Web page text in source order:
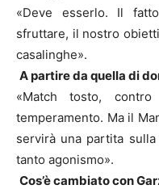
«Deve esserlo. Il
sfruttare, il nostro
casalinghe».
A partire da quella di
«Match tosto,
temperamento. Ma il
servirà una partita
tanto agonismo».
Cos’è cambiato con